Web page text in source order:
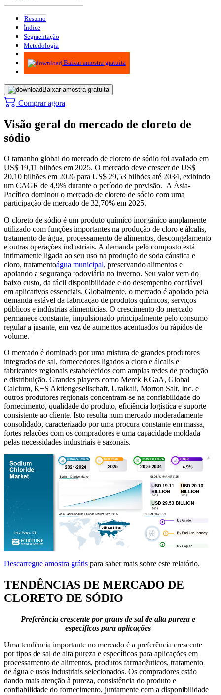
Resumo
Índice
Segmentação
Metodologia
Infográficos
Baixar amostra gratuita
Baixar amostra gratuita
Comprar agora
Visão geral do mercado de cloreto de
sódio
O tamanho global do mercado de cloreto de sódio foi avaliado em
US$ 19,11 bilhões em 2025. O mercado deve crescer de US$
20,10 bilhões em 2026 para US$ 29,53 bilhões até 2034, exibindo
um CAGR de 4,9% durante o período de previsão. A Ásia-
Pacífico dominou o mercado de cloreto de sódio com uma
participação de mercado de 32,70% em 2025.
O cloreto de sódio é um produto químico inorgânico amplamente
utilizado com funções importantes na produção de cloro e álcalis,
tratamento de água, processamento de alimentos, descongelamento
e outras operações industriais. A demanda pelo composto está
intimamente ligada ao seu uso na produção de soda cáustica e
cloro, tratamentoágua municipal, preservando alimentos e
apoiando a segurança rodoviária no inverno. Seu valor vem do
baixo custo, da fácil disponibilidade e do desempenho confiável
em aplicativos essenciais. Globalmente, o mercado é apoiado pela
demanda estável da fabricação de produtos químicos, serviços
públicos e indústrias alimentícias. O crescimento do mercado
permanece constante, impulsionado principalmente pelo consumo
regular a jusante, em vez de aumentos acentuados ou rápidos de
volume.
O mercado é dominado por uma mistura de grandes produtores
integrados de sal, fornecedores ligados a cloro e álcalis e
fabricantes regionais estabelecidos com amplas redes de produção
e distribuição. Grandes players como Merck KGaA, Global
Calcium, K+S Aktiengesellschaft, Uralkali, Morton Salt, Inc. e
outros produtores regionais concentram-se na confiabilidade do
fornecimento, qualidade do produto, eficiência logística e suporte
consistente ao cliente. Isto resulta num mercado moderadamente
consolidado, caracterizado por uma procura constante em massa,
fortes relações com os compradores e uma capacidade moldada
pelas necessidades industriais e sazonais.
Descarregue amostra grátis para saber mais sobre este relatório.
TENDÊNCIAS DE MERCADO DE
CLORETO DE SÓDIO
Preferência crescente por graus de sal de alta pureza e
específicos para aplicações
Uma tendência importante no mercado é a preferência crescente
por tipos de sal de alta pureza e específicos para aplicações em
processamento de alimentos, produtos farmacêuticos, tratamento
de água e usos industriais selecionados. Os compradores estão
dando mais atenção à pureza, consistência do produto e
confiabilidade do fornecimento, juntamente com a disponibilidade